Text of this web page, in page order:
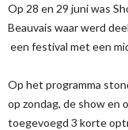
Op 28 en 29 juni was
Beauvais waar werd
een festival met een
Op het programma
op zondag, de show en
toegevoegd 3 korte